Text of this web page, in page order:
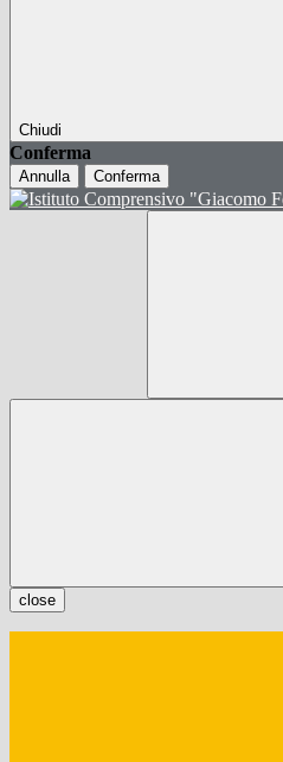
Chiudi
Conferma
Annulla Conferma
close